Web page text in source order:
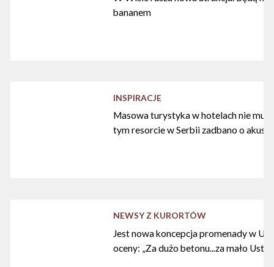
bananem
INSPIRACJE
Masowa turystyka w hotelach nie musi
tym resorcie w Serbii zadbano o
NEWSY Z KURORTÓW
Jest nowa koncepcja promenady w
oceny: „Za dużo betonu...za mało